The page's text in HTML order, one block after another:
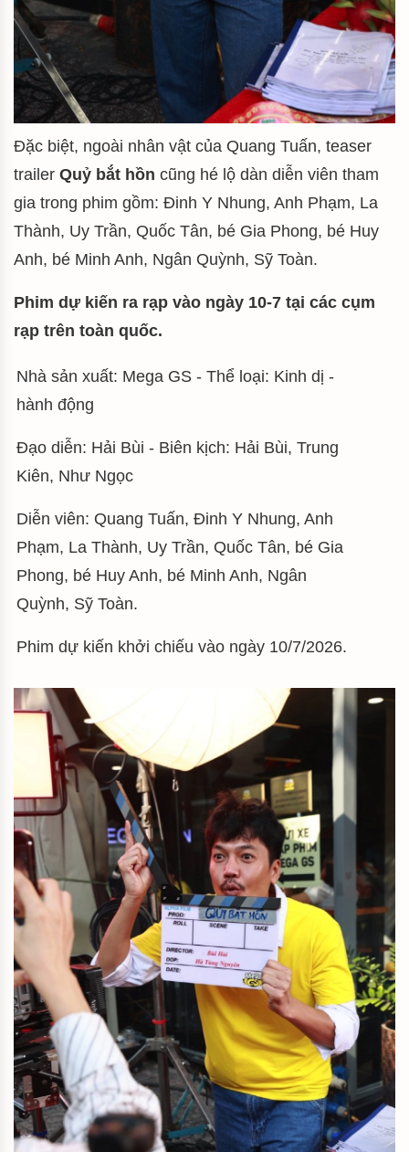
Đặc biệt, ngoài nhân vật của Quang Tuấn, teaser
trailer Quỷ bắt hồn cũng hé lộ dàn diễn viên tham
gia trong phim gồm: Đinh Y Nhung, Anh Phạm, La
Thành, Uy Trần, Quốc Tân, bé Gia Phong, bé Huy
Anh, bé Minh Anh, Ngân Quỳnh, Sỹ Toàn.
Phim dự kiến ra rạp vào ngày 10-7 tại các cụm
rạp trên toàn quốc.
Nhà sản xuất: Mega GS - Thể loại: Kinh dị -
hành động
Đạo diễn: Hải Bùi - Biên kịch: Hải Bùi, Trung
Kiên, Như Ngọc
Diễn viên: Quang Tuấn, Đinh Y Nhung, Anh
Phạm, La Thành, Uy Trần, Quốc Tân, bé Gia
Phong, bé Huy Anh, bé Minh Anh, Ngân
Quỳnh, Sỹ Toàn.
Phim dự kiến khởi chiếu vào ngày 10/7/2026.